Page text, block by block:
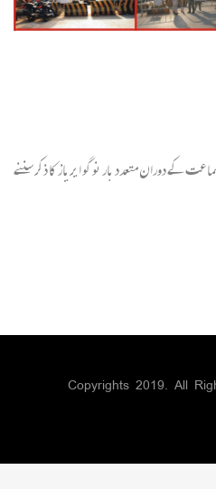
کے دوران متعدد بار نو گو ایریاز کا ذکر سننے